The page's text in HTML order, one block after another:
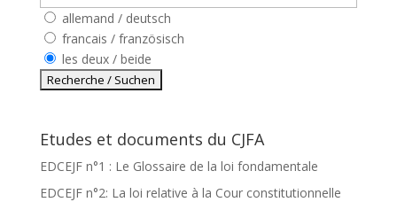
allemand / deutsch
francais / französisch
les deux / beide
Etudes et documents du CJFA
EDCEJF n°1 : Le Glossaire de la loi fondamentale
EDCEJF n°2: La loi relative à la Cour constitutionnelle